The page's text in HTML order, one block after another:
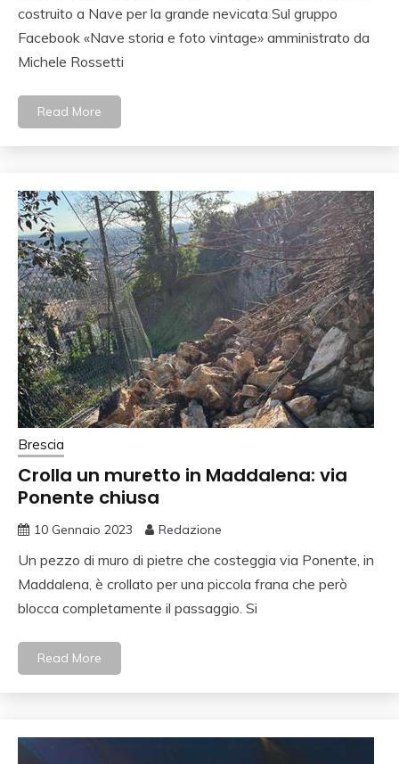
costruito a Nave per la grande nevicata Sul gruppo
Facebook «Nave storia e foto vintage» amministrato da
Michele Rossetti
Read More
Brescia
Crolla un muretto in Maddalena: via
Ponente chiusa
10 Gennaio 2023 Redazione
Un pezzo di muro di pietre che costeggia via Ponente, in
Maddalena, è crollato per una piccola frana che però
blocca completamente il passaggio. Si
Read More